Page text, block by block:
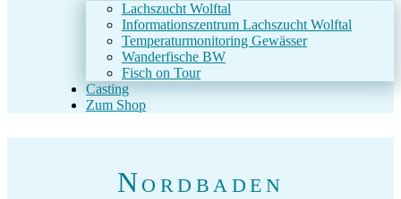
Lachszucht Wolftal
Informationszentrum Lachszucht Wolftal
Temperaturmonitoring Gewässer
Wanderfische BW
Fisch on Tour
Casting
Zum Shop
Nordbaden